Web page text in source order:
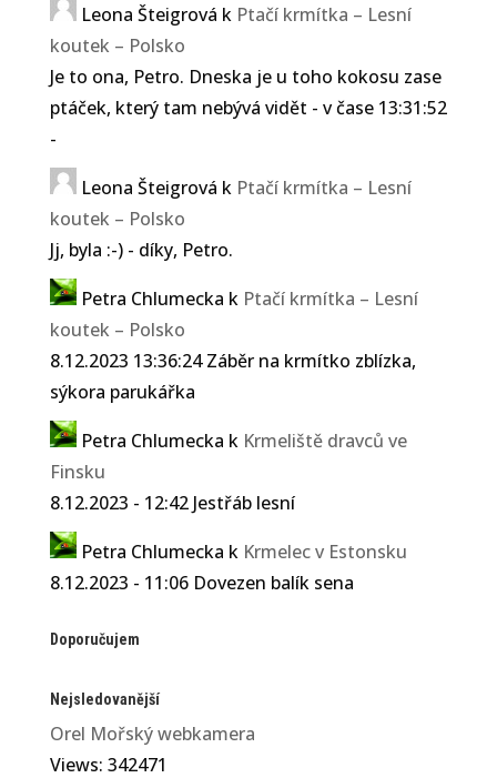
Leona Šteigrová k Ptačí krmítka – Lesní
koutek – Polsko
Je to ona, Petro. Dneska je u toho kokosu zase
ptáček, který tam nebývá vidět - v čase 13:31:52
-
Leona Šteigrová k Ptačí krmítka – Lesní
koutek – Polsko
Jj, byla :-) - díky, Petro.
Petra Chlumecka k Ptačí krmítka – Lesní
koutek – Polsko
8.12.2023 13:36:24 Záběr na krmítko zblízka,
sýkora parukářka
Petra Chlumecka k Krmeliště dravců ve
Finsku
8.12.2023 - 12:42 Jestřáb lesní
Petra Chlumecka k Krmelec v Estonsku
8.12.2023 - 11:06 Dovezen balík sena
Doporučujem
Nejsledovanější
Orel Mořský webkamera
Views: 342471